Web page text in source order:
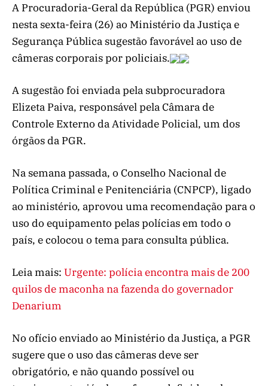
A Procuradoria-Geral da República (PGR) enviou
nesta sexta-feira (26) ao Ministério da Justiça e
Segurança Pública sugestão favorável ao uso de
câmeras corporais por policiais.
A sugestão foi enviada pela subprocuradora
Elizeta Paiva, responsável pela Câmara de
Controle Externo da Atividade Policial, um dos
órgãos da PGR.
Na semana passada, o Conselho Nacional de
Política Criminal e Penitenciária (CNPCP), ligado
ao ministério, aprovou uma recomendação para o
uso do equipamento pelas polícias em todo o
país, e colocou o tema para consulta pública.
Leia mais: Urgente: polícia encontra mais de 200
quilos de maconha na fazenda do governador
Denarium
No ofício enviado ao Ministério da Justiça, a PGR
sugere que o uso das câmeras deve ser
obrigatório, e não quando possível ou